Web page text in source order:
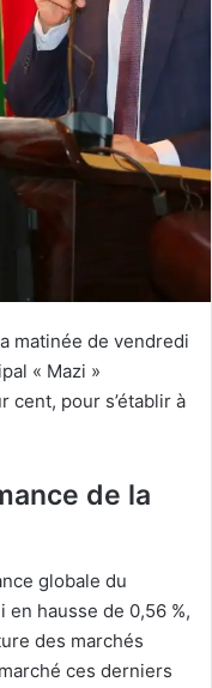
matinée de vendredi
« Mazi »
cent, pour s’établir à
de la
globale du
en hausse de 0,56 %,
des marchés
ces derniers